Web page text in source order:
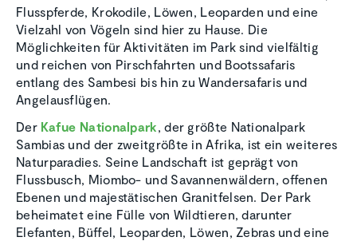
Flusspferde, Krokodile, Löwen, Leoparden und eine
Vielzahl von Vögeln sind hier zu Hause. Die
Möglichkeiten für Aktivitäten im Park sind vielfältig
und reichen von Pirschfahrten und Bootssafaris
entlang des Sambesi bis hin zu Wandersafaris und
Angelausflügen.
Der Kafue Nationalpark, der größte Nationalpark
Sambias und der zweitgrößte in Afrika, ist ein weiteres
Naturparadies. Seine Landschaft ist geprägt von
Flussbusch, Miombo- und Savannenwäldern, offenen
Ebenen und majestätischen Granitfelsen. Der Park
beheimatet eine Fülle von Wildtieren, darunter
Elefanten, Büffel, Leoparden, Löwen, Zebras und eine